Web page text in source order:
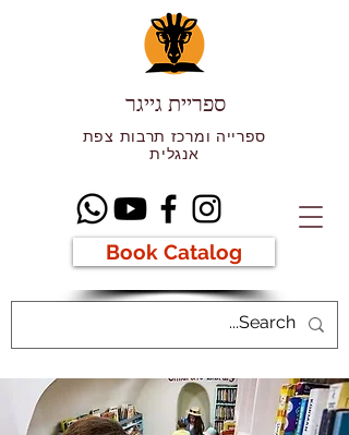
ספריית גייגר
ספרייה ומרכז תרבות צפת
אנגלית
Book Catalog